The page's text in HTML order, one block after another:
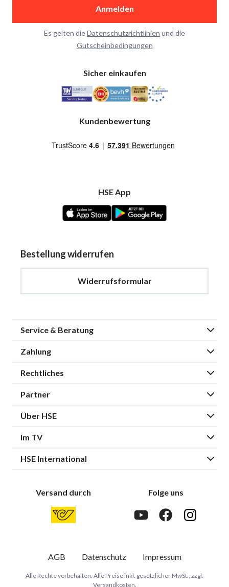
Anmelden
Es gelten dieDatenschutzrichtlinien und die
Gutscheinbedingungen
Sicher einkaufen
Kundenbewertung
HSE App
Bestellung widerrufen
Widerrufsformular
Service & Beratung
Zahlung
Rechtliches
Partner
Über HSE
Im TV
HSE International
Versand durch Folge uns
AGB Datenschutz Impressum
Alle Rechte vorbehalten. Alle Preise inkl. gesetzlicher MwSt., zzgl.
Versandkosten.